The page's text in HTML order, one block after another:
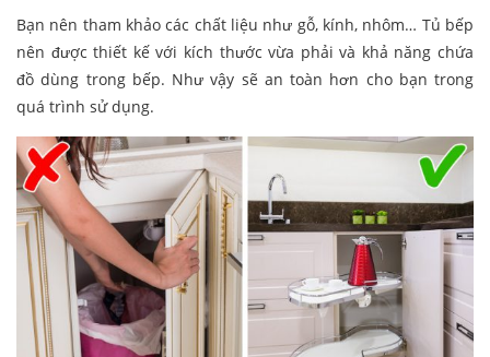
Bạn nên tham khảo các chất liệu như gỗ, kính, nhôm… Tủ bếp
nên được thiết kế với kích thước vừa phải và khả năng chứa
đồ dùng trong bếp. Như vậy sẽ an toàn hơn cho bạn trong
quá trình sử dụng.